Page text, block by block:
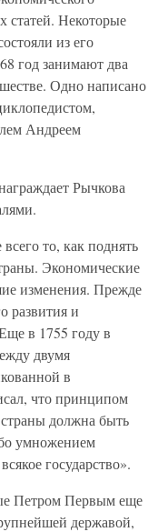
статей. Некоторые
из его
год занимают два
Одно написано
Андреем
Рычкова
то, как поднять
Экономические
изменения. Прежде
развития и
в 1755 году в
двумя
в
что принципом
должна быть
умножением
государство».
Петром Первым еще
державой,